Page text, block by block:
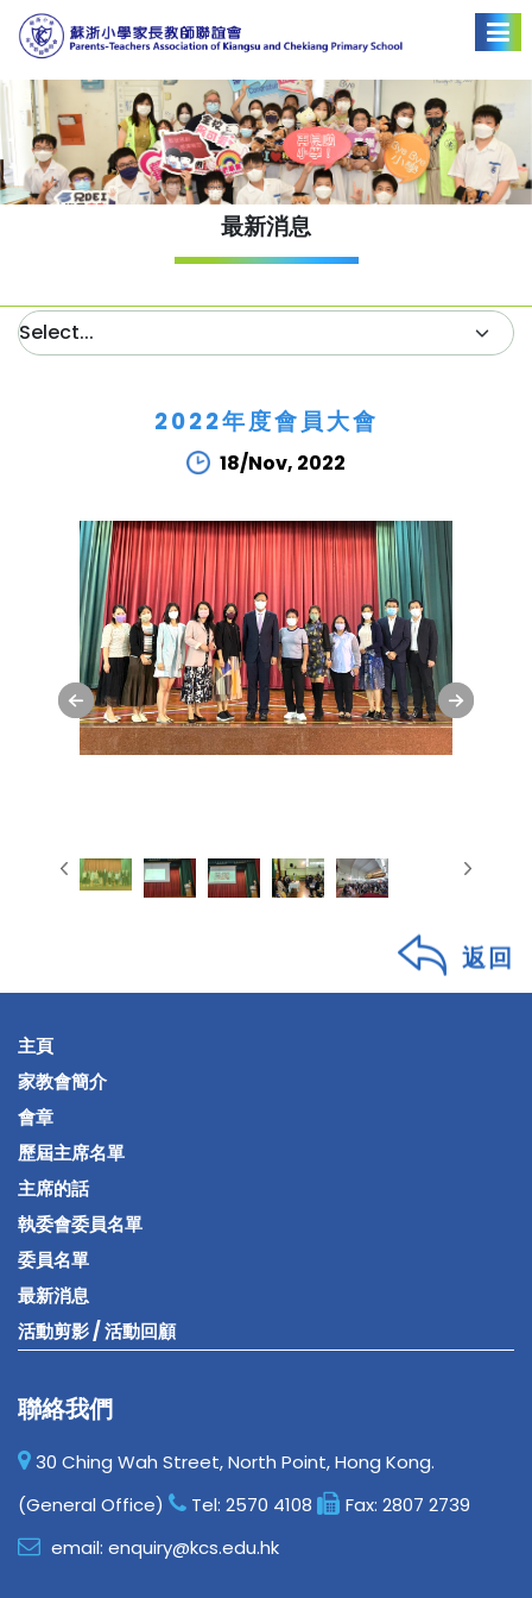
最新消息
2022年度會員大會
18/Nov, 2022
返回
主頁
家教會簡介
會章
歷屆主席名單
主席的話
執委會委員名單
委員名單
最新消息
活動剪影 / 活動回顧
聯絡我們
30 Ching Wah Street, North Point, Hong Kong.
(General Office)
Tel: 2570 4108 Fax: 2807 2739
email: enquiry@kcs.edu.hk